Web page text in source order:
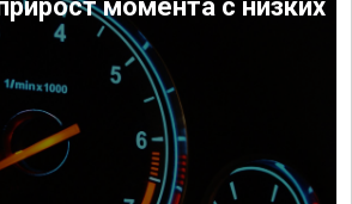
момента с низких